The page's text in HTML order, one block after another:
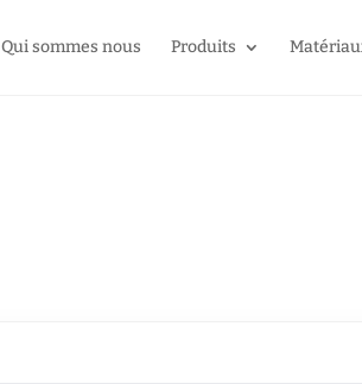
Qui sommes nous Produits